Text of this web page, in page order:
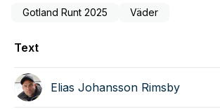
Gotland Runt 2025 Väder
Text
Elias Johansson Rimsby